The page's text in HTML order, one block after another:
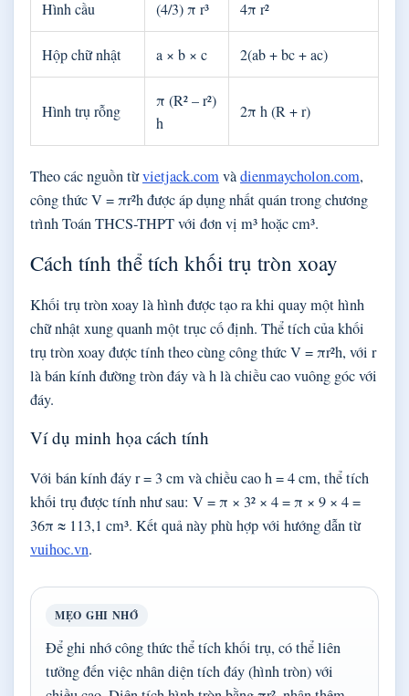
Hình cầu (4/3) π r³ 4π r²
Hộp chữ nhật a × b × c 2(ab + bc + ac)
Hình trụ rỗng
π (R² – r²)
h
2π h (R + r)
Theo các nguồn từvietjack.comvàdienmaycholon.com,
công thức V = πr²h được áp dụng nhất quán trong chương
trình Toán THCS-THPT với đơn vị m³ hoặc cm³.
Cách tính thể tích khối trụ tròn xoay
Khối trụ tròn xoay là hình được tạo ra khi quay một hình
chữ nhật xung quanh một trục cố định. Thể tích của khối
trụ tròn xoay được tính theo cùng công thức V = πr²h, với r
là bán kính đường tròn đáy và h là chiều cao vuông góc với
đáy.
Ví dụ minh họa cách tính
Với bán kính đáy r = 3 cm và chiều cao h = 4 cm, thể tích
khối trụ được tính như sau: V = π × 3² × 4 = π × 9 × 4 =
36π ≈ 113,1 cm³. Kết quả này phù hợp với hướng dẫn từ
vuihoc.vn.
MẸO GHI NHỚ
Để ghi nhớ công thức thể tích khối trụ, có thể liên
tưởng đến việc nhân diện tích đáy (hình tròn) với